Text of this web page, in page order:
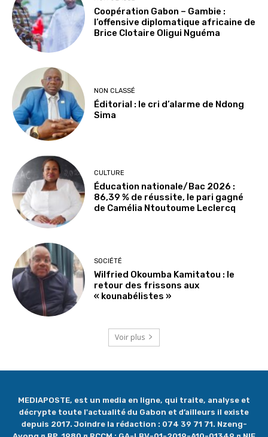
Coopération Gabon – Gambie :
l’offensive diplomatique africaine de
Brice Clotaire Oligui Nguéma
NON CLASSÉ
Éditorial : le cri d’alarme de Ndong
Sima
CULTURE
Éducation nationale/Bac 2026 :
86,39 % de réussite, le pari gagné
de Camélia Ntoutoume Leclercq
SOCIÉTÉ
Wilfried Okoumba Kamitatou : le
retour des frissons aux
« kounabélistes »
Voir plus
MEDIAPOSTE, est un media en ligne, qui traite, analyse et
décrypte toute l'actualité du Gabon et d’ailleurs il existe
depuis 2017. Joindre la rédaction : 074 39 71 71. Nzeng-